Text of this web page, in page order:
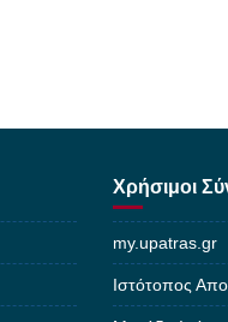
Χρήσιμοι
my.upatras.gr
Ιστότοπος